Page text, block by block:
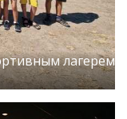
лагерем